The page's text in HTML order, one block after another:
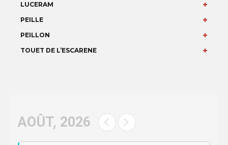
LUCERAM
PEILLE
PEILLON
TOUET DE L’ESCARENE
AOÛT, 2026